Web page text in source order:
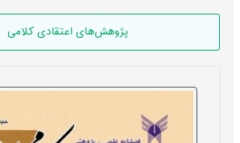
پژوهش‌های اعتقادی کلامی